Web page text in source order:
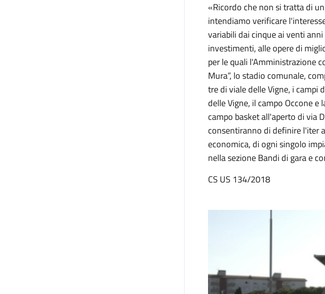
«Ricordo che non si tratta di
intendiamo verificare
variabili dai cinque ai venti
investimenti, alle opere di
per le quali l'Amministrazione
Mura”, lo stadio comunale,
tre di viale delle Vigne, i campi
delle Vigne, il campo Occone
campo basket all'aperto di via
consentiranno di definire l'iter
economica, di ogni singolo
nella sezione Bandi di gara e
CS US 134/2018